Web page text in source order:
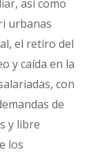
así como
urbanas
el retiro del
y caída en la
con
de
y libre
los